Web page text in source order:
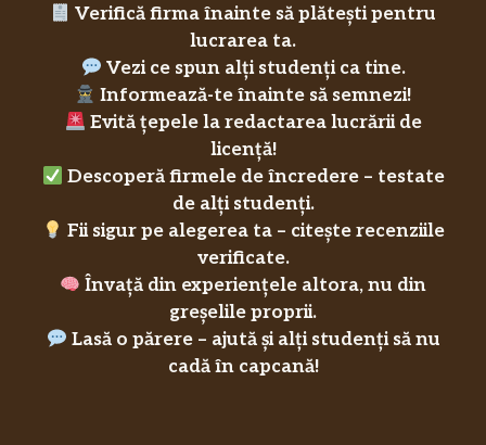
Verifică firma înainte să plătești pentru
lucrarea ta.
Vezi ce spun alți studenți ca tine.
Informează-te înainte să semnezi!
Evită țepele la redactarea lucrării de
licență!
Descoperă firmele de încredere – testate
de alți studenți.
Fii sigur pe alegerea ta – citește recenziile
verificate.
Învață din experiențele altora, nu din
greșelile proprii.
Lasă o părere – ajută și alți studenți să nu
cadă în capcană!